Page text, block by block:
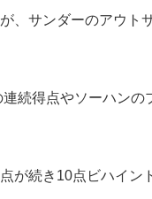
、サンダーのアウト
続得点やソーハン
が続き10点ビハイン